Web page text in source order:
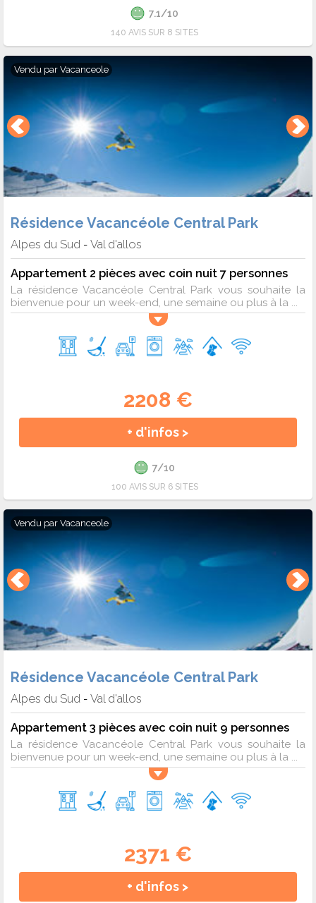
7.1/10
140 AVIS SUR 8 SITES
Vendu par Vacanceole
Résidence Vacancéole Central Park
Alpes du Sud - Val d'allos
Appartement 2 pièces avec coin nuit 7 personnes
La résidence Vacancéole Central Park vous souhaite la
bienvenue pour un week-end, une semaine ou plus à la ...
2208 €
+ d'infos >
7/10
100 AVIS SUR 6 SITES
Vendu par Vacanceole
Résidence Vacancéole Central Park
Alpes du Sud - Val d'allos
Appartement 3 pièces avec coin nuit 9 personnes
La résidence Vacancéole Central Park vous souhaite la
bienvenue pour un week-end, une semaine ou plus à la ...
2371 €
+ d'infos >